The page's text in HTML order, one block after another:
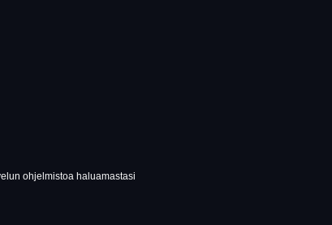
ohjelmistoa haluamastasi